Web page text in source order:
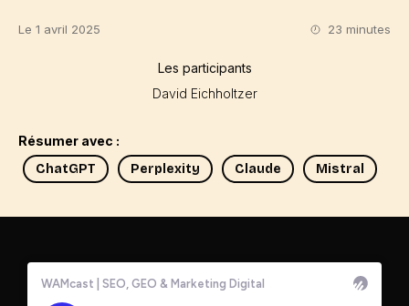
Le 1 avril 2025 23 minutes
Les participants
David Eichholtzer
Résumer avec :
ChatGPT
Perplexity Claude Mistral